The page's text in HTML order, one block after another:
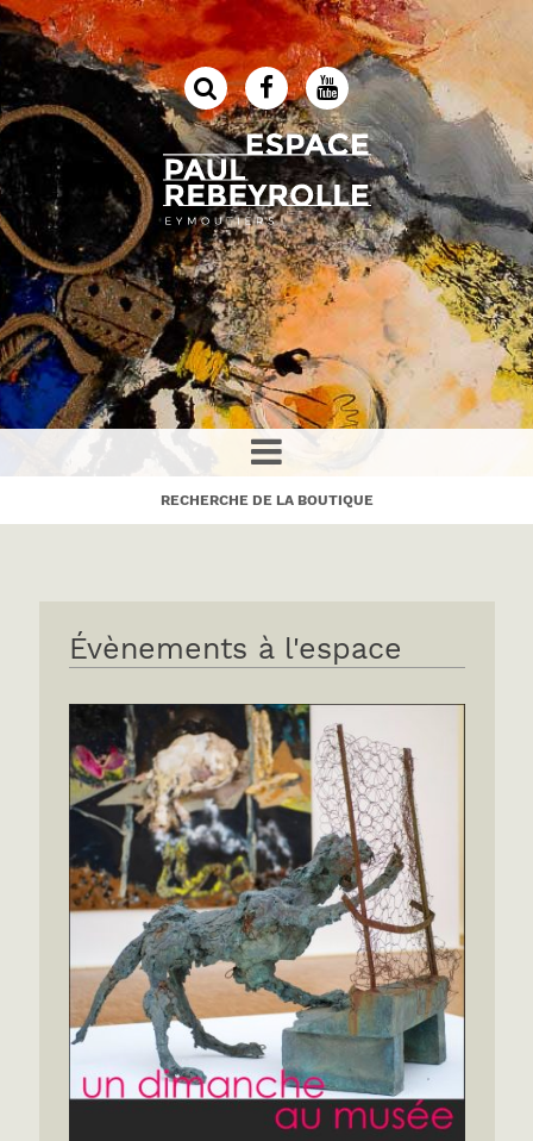
RECHERCHE DE LA BOUTIQUE
Évènements à l'espace